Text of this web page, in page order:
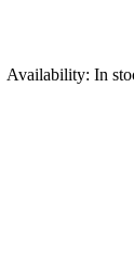
Availability: In